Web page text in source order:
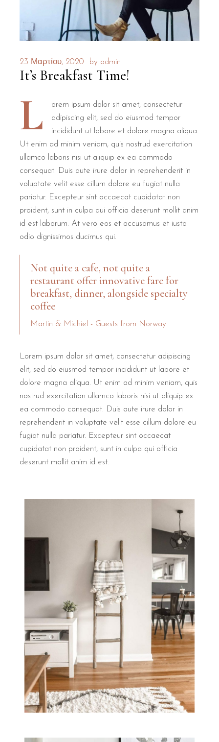
23 Μαρτίου, 2020 by admin
It’s Breakfast Time!
L
orem ipsum dolor sit amet, consectetur
adipiscing elit, sed do eiusmod tempor
incididunt ut labore et dolore magna aliqua.
Ut enim ad minim veniam, quis nostrud exercitation
ullamco laboris nisi ut aliquip ex ea commodo
consequat. Duis aute irure dolor in reprehenderit in
voluptate velit esse cillum dolore eu fugiat nulla
pariatur. Excepteur sint occaecat cupidatat non
proident, sunt in culpa qui officia deserunt mollit anim
id est laborum. At vero eos et accusamus et iusto
odio dignissimos ducimus qui.
Not quite a cafe, not quite a
restaurant offer innovative fare for
breakfast, dinner, alongside specialty
coffee
Martin & Michiel - Guests from Norway
Lorem ipsum dolor sit amet, consectetur adipiscing
elit, sed do eiusmod tempor incididunt ut labore et
dolore magna aliqua. Ut enim ad minim veniam, quis
nostrud exercitation ullamco laboris nisi ut aliquip ex
ea commodo consequat. Duis aute irure dolor in
reprehenderit in voluptate velit esse cillum dolore eu
fugiat nulla pariatur. Excepteur sint occaecat
cupidatat non proident, sunt in culpa qui officia
deserunt mollit anim id est.